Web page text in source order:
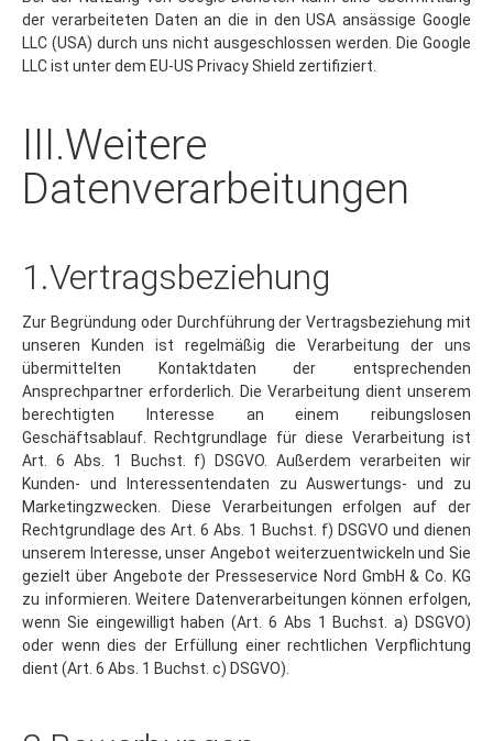
LLC (USA) durch uns nicht ausgeschlossen werden. Die Google
LLC ist unter dem EU-US Privacy Shield zertifiziert.
III.Weitere
Datenverarbeitungen
Zur Begründung oder Durchführung der Vertragsbeziehung mit
unseren Kunden ist regelmäßig die Verarbeitung der uns
übermittelten Kontaktdaten der entsprechenden
Ansprechpartner erforderlich. Die Verarbeitung dient unserem
berechtigten Interesse an einem reibungslosen
Geschäftsablauf. Rechtgrundlage für diese Verarbeitung ist
Art. 6 Abs. 1 Buchst. f) DSGVO. Außerdem verarbeiten wir
Kunden- und Interessentendaten zu Auswertungs- und zu
Marketingzwecken. Diese Verarbeitungen erfolgen auf der
Rechtgrundlage des Art. 6 Abs. 1 Buchst. f) DSGVO und dienen
unserem Interesse, unser Angebot weiterzuentwickeln und Sie
gezielt über Angebote der Presseservice Nord GmbH & Co. KG
zu informieren. Weitere Datenverarbeitungen können erfolgen,
wenn Sie eingewilligt haben (Art. 6 Abs 1 Buchst. a) DSGVO)
oder wenn dies der Erfüllung einer rechtlichen Verpflichtung
dient (Art. 6 Abs. 1 Buchst. c) DSGVO).